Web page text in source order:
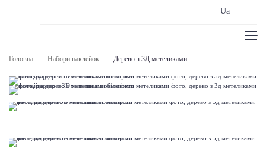
Ua
Головна Набори наклейок Дерево з 3Д метеликами